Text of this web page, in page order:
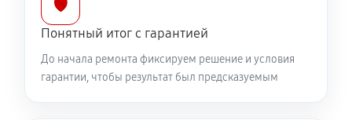
🛡️
Понятный итог с гарантией
До начала ремонта фиксируем решение и условия
гарантии, чтобы результат был предсказуемым